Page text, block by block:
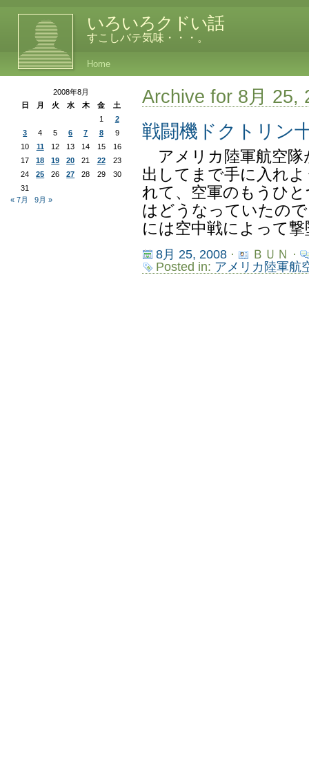
いろいろクドい話
すこしバテ気味・・・。
Home
Archive for 8月 25,
戦闘機ドクトリン
アメリカ陸軍航空隊
出してまで手に入れ
れて、空軍のもうひ
はどうなっていたの
には空中戦によって
8月 25, 2008·
ＢＵＮ ·
Posted in: アメリカ陸軍航
2008年8月
日
月 火 水 木 金
土
1
2
3
4 5 6 7 8
9
10
11 12 13 14 15
16
17
18 19 20 21 22
23
24
25 26 27 28 29
30
31
« 7月
9月 »